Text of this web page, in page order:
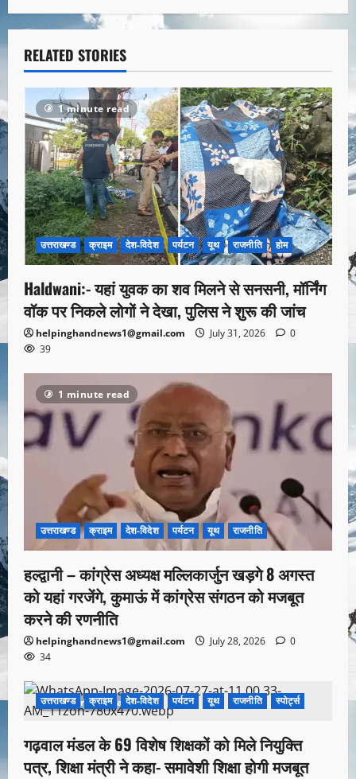
RELATED STORIES
1 minute read
उत्तराखण्ड क्राइम देश-विदेश पर्यटन यूथ राजनीति होम
Haldwani:- यहां युवक का शव मिलने से सनसनी, मॉर्निंग
वॉक पर निकले लोगों ने देखा, पुलिस ने शुरू की जांच
helpinghandnews1@gmail.com July 31, 2026
0
39
1 minute read
उत्तराखण्ड क्राइम देश-विदेश पर्यटन यूथ राजनीति
हल्द्वानी – कांग्रेस अध्यक्ष मल्लिकार्जुन खड़गे 8 अगस्त
को यहां गरजेंगे, कुमाऊं में कांग्रेस संगठन को मजबूत
करने की रणनीति
helpinghandnews1@gmail.com July 28, 2026
0
34
1 minute read
उत्तराखण्ड क्राइम देश-विदेश पर्यटन यूथ राजनीति स्पोर्ट्स
गढ़वाल मंडल के 69 विशेष शिक्षकों को मिले नियुक्ति
पत्र, शिक्षा मंत्री ने कहा- समावेशी शिक्षा होगी मजबूत